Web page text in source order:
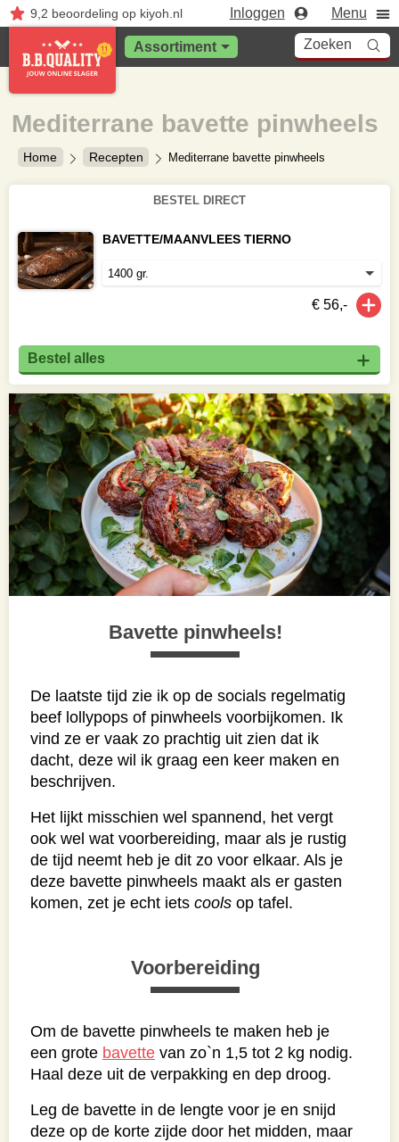
9,2 beoordelingop kiyoh.nl Inloggen Menu
Assortiment Zoeken
Home Recepten Mediterrane bavette pinwheels
Mediterrane bavette pinwheels
Bavette pinwheels!
De laatste tijd zie ik op de socials regelmatig
beef lollypops of pinwheels voorbijkomen. Ik
vind ze er vaak zo prachtig uit zien dat ik
dacht, deze wil ik graag een keer maken en
beschrijven.
Het lijkt misschien wel spannend, het vergt
ook wel wat voorbereiding, maar als je rustig
de tijd neemt heb je dit zo voor elkaar. Als je
deze bavette pinwheels maakt als er gasten
komen, zet je echt iets cools op tafel.
Voorbereiding
Om de bavette pinwheels te maken heb je
een grote bavette van zo`n 1,5 tot 2 kg nodig.
Haal deze uit de verpakking en dep droog.
Leg de bavette in de lengte voor je en snijd
deze op de korte zijde door het midden, maar
BESTEL DIRECT
BAVETTE/MAANVLEES TIERNO
€ 56,-
Bestel alles